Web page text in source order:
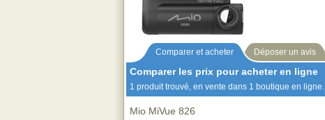
Comparer et acheter Déposer un avis
Comparer les prix pour acheter en ligne
1 produit trouvé, en vente dans 1 boutique en ligne.
Mio MiVue 826